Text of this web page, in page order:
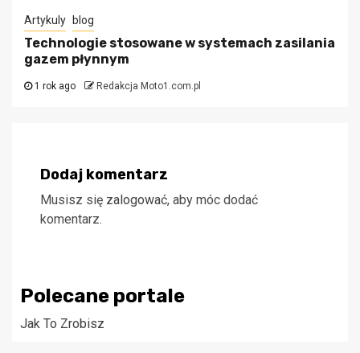
Artykuly blog
Technologie stosowane w systemach zasilania
gazem płynnym
1 rok ago Redakcja Moto1.com.pl
Dodaj komentarz
Musisz się zalogować, aby móc dodać
komentarz.
Polecane portale
Jak To Zrobisz